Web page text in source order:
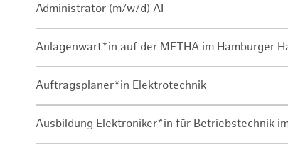
Administrator (m/w/d) AI
Anlagenwart*in auf der METHA im Hamburger
Auftragsplaner*in Elektrotechnik
Ausbildung Elektroniker*in für Betriebstechnik